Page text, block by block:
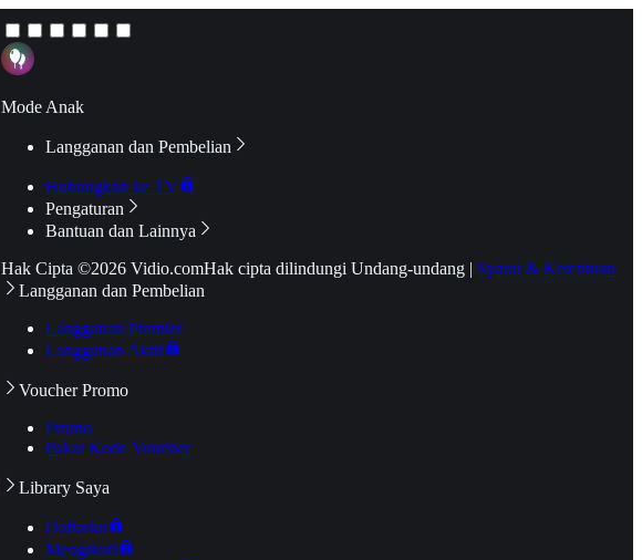
Mode Anak
Langganan dan Pembelian
Hubungkan ke TV
Pengaturan
Bantuan dan Lainnya
Hak Cipta ©2026 Vidio.comHak cipta dilindungi Undang-undang | Syarat & Ketentuan
Langganan dan Pembelian
Langganan Premier
Langganan Aktif
Voucher Promo
Promo
Pakai Kode Voucher
Library Saya
Daftarku
Mengikuti